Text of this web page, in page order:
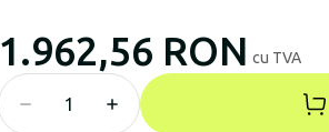
1.962,56 RON cu TVA